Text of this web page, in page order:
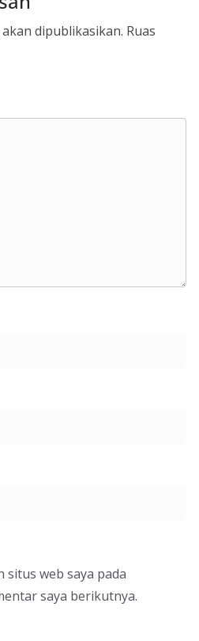
dipublikasikan. Ruas
situs web saya pada
saya berikutnya.